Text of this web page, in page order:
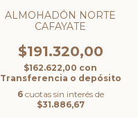
ALMOHADÓN NORTE
CAFAYATE
$191.320,00
$162.622,00 con
Transferencia o depósito
6 cuotas sin interés de
$31.886,67